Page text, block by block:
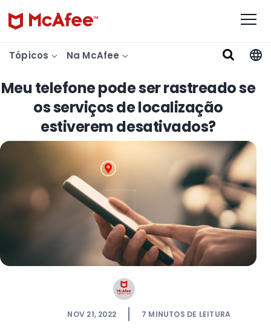
Tópicos Na McAfee
Meu telefone pode ser rastreado se
os serviços de localização
estiverem desativados?
NOV 21, 2022 7 MINUTOS DE LEITURA